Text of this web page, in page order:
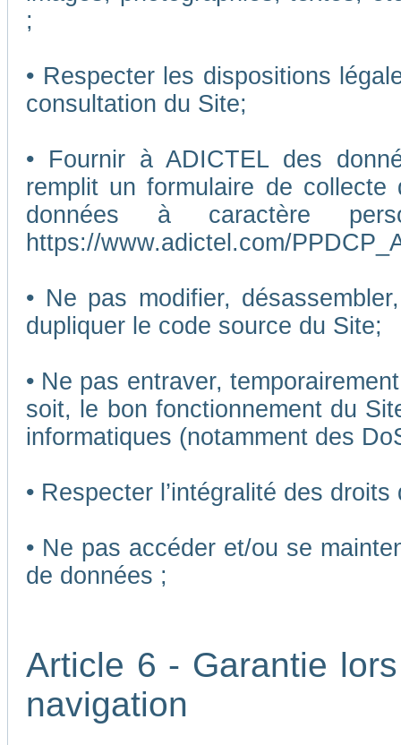
;
• Respecter les dispositions
consultation du Site;
• Fournir à ADICTEL des
remplit un formulaire de
données à caractère
https://www.adictel.com/
• Ne pas modifier,
dupliquer le code source du Site;
• Ne pas entraver,
soit, le bon fonctionnement du
informatiques (notamment des
• Respecter l’intégralité des
• Ne pas accéder et/ou se
de données ;
Article 6 - Garantie
navigation